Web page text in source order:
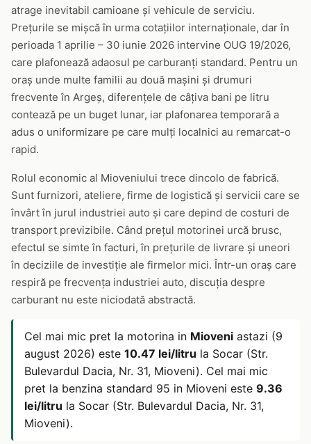
atrage inevitabil camioane și vehicule de serviciu.
Prețurile se mișcă în urma cotațiilor internaționale, dar în
perioada 1 aprilie – 30 iunie 2026 intervine OUG 19/2026,
care plafonează adaosul pe carburanți standard. Pentru un
oraș unde multe familii au două mașini și drumuri
frecvente în Argeș, diferențele de câțiva bani pe litru
contează pe un buget lunar, iar plafonarea temporară a
adus o uniformizare pe care mulți localnici au remarcat-o
rapid.
Rolul economic al Mioveniului trece dincolo de fabrică.
Sunt furnizori, ateliere, firme de logistică și servicii care se
învârt în jurul industriei auto și care depind de costuri de
transport previzibile. Când prețul motorinei urcă brusc,
efectul se simte în facturi, în prețurile de livrare și uneori
în deciziile de investiție ale firmelor mici. Într-un oraș care
respiră pe frecvența industriei auto, discuția despre
carburant nu este niciodată abstractă.
Cel mai mic pret la motorina in Mioveni astazi (9
august 2026) este 10.47 lei/litru la Socar (Str.
Bulevardul Dacia, Nr. 31, Mioveni). Cel mai mic
pret la benzina standard 95 in Mioveni este 9.36
lei/litru la Socar (Str. Bulevardul Dacia, Nr. 31,
Mioveni).